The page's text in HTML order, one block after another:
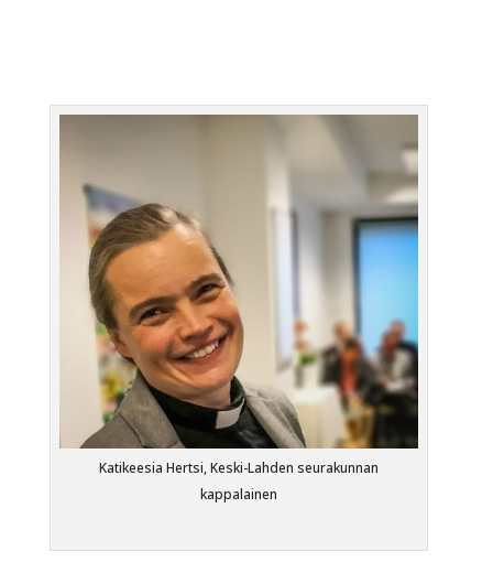
Katikeesia Hertsi, Keski-Lahden seurakunnan
kappalainen